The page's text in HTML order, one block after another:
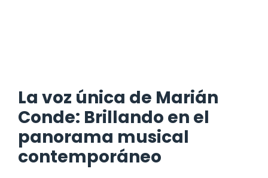
La voz única de Marián
Conde: Brillando en el
panorama musical
contemporáneo